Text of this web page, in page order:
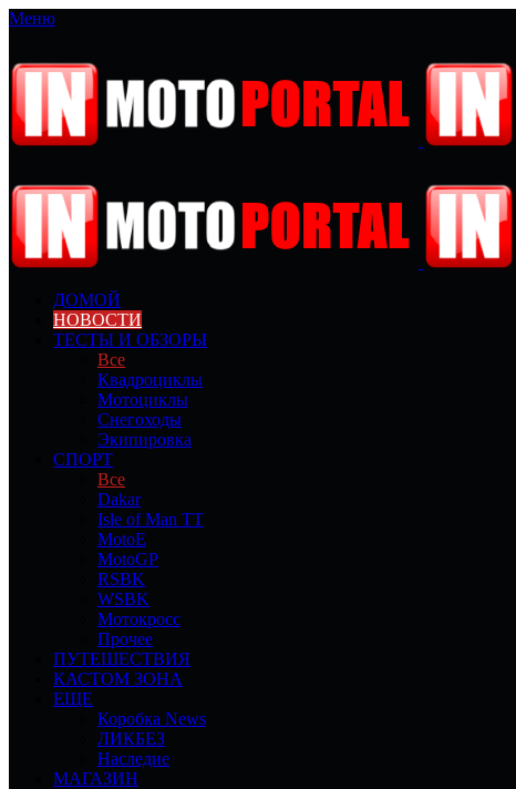
Меню
ДОМОЙ
НОВОСТИ
ТЕСТЫ И ОБЗОРЫ
Все
Квадроциклы
Мотоциклы
Снегоходы
Экипировка
СПОРТ
Все
Dakar
Isle of Man TT
MotoE
MotoGP
RSBK
WSBK
Мотокросс
Прочее
ПУТЕШЕСТВИЯ
КАСТОМ ЗОНА
ЕЩЕ
Коробка News
ЛИКБЕЗ
Наследие
МАГАЗИН